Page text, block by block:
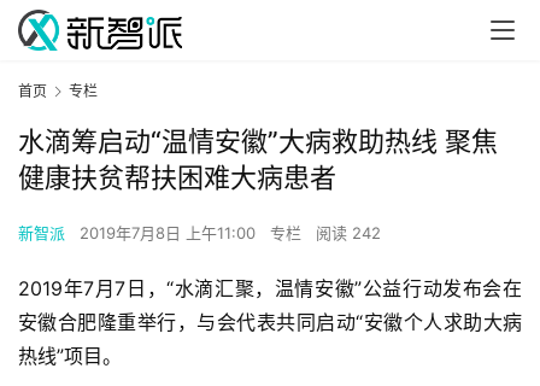
首页 专栏
水滴筹启动“温情安徽”大病救助热线 聚焦
健康扶贫帮扶困难大病患者
新智派 2019年7月8日 上午11:00 专栏 阅读 242
2019年7月7日，“水滴汇聚，温情安徽”公益行动发布会在
安徽合肥隆重举行，与会代表共同启动“安徽个人求助大病
热线”项目。